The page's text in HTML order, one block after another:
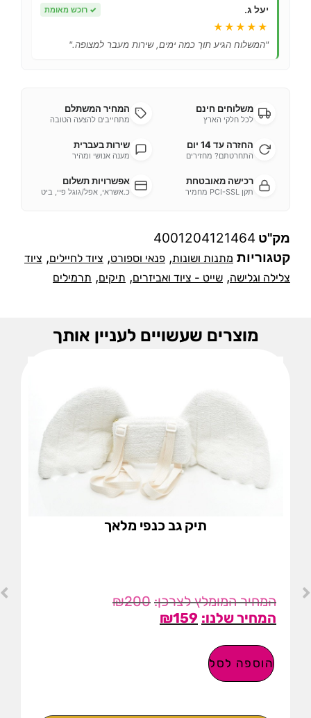
יעל ג. ✓ רוכש מאומת
★★★★★
"המשלוח הגיע תוך כמה ימים, שירות מעבר למצופה."
משלוחים חינם
לכל חלקי הארץ
המחיר המשתלם
מתחייבים להצעה הטובה
החזרה עד 14 יום
התחרטתם? מחזירים
שירות בעברית
מענה אנושי ומהיר
רכישה מאובטחת
תקן PCI-SSL מחמיר
אפשרויות תשלום
כ.אשראי, אפל/גוגל פיי, ביט
מק"ט 4001204121464
קטגוריות מתנות ושונות, פנאי וספורט, ציוד לחיילים, ציוד
צלילה וגלישה, שייט - ציוד ואביזרים, תיקים, תרמילים
מוצרים שעשויים לעניין אותך
תיק גב כנפי מלאך
₪200
₪159
הוספה לסל